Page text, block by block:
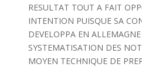
RESULTAT TOUT A FAIT
INTENTION PUISQUE SA
DEVELOPPA EN
SYSTEMATISATION DES
MOYEN TECHNIQUE DE